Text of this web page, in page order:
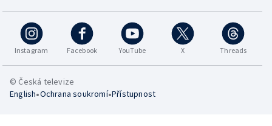
Instagram Facebook YouTube X Threads
© Česká televize
English•Ochrana soukromí•Přístupnost